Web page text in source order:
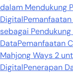
dalam Mendukung
Digital
sebagai
DataPemanfaatan
Mahjong Ways 2
DigitalPenerapan